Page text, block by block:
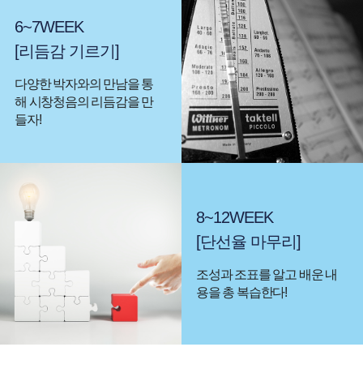
6~7WEEK
[리듬감 기르기]
다양한 박자와의 만남을 통
해 시창청음의 리듬감을 만
들자!
8~12WEEK
[단선율 마무리]
조성과 조표를 알고 배운 내
용을 총 복습한다!